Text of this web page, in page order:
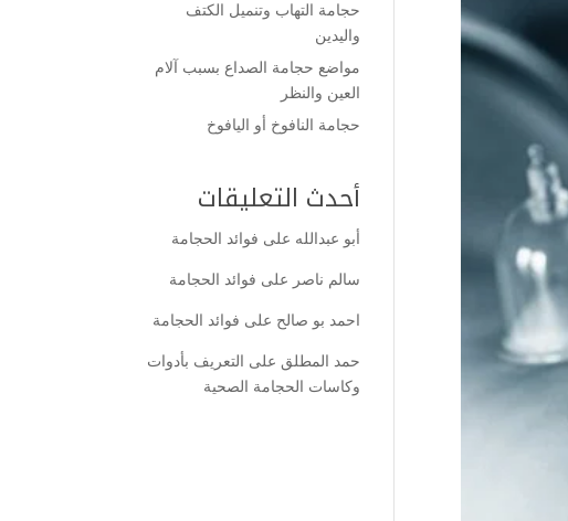
حجامة التهاب وتنميل الكتف
واليدين
مواضع حجامة الصداع بسبب آلام
العين والنظر
حجامة النافوخ أو اليافوخ
أحدث التعليقات
أبو عبدالله على فوائد الحجامة
سالم ناصر على فوائد الحجامة
احمد بو صالح على فوائد الحجامة
حمد المطلق على التعريف بأدوات
وكاسات الحجامة الصحية